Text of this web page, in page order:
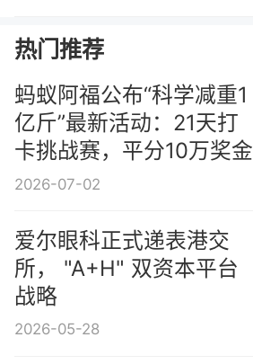
热门推荐
蚂蚁阿福公布“科学减重1
亿斤”最新活动：21天打
卡挑战赛，平分10万奖金
2026-07-02
爱尔眼科正式递表港交
所， "A+H" 双资本平台
战略
2026-05-28